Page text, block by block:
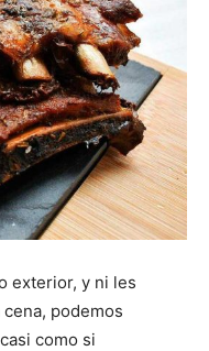
exterior, y ni les
podemos
como si